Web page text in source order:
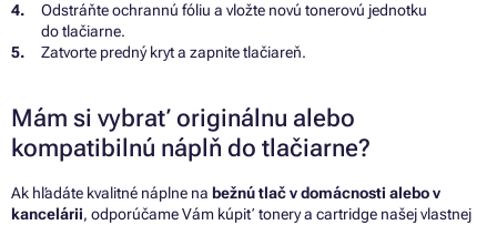
Odstráňte ochrannú fóliu a vložte novú tonerovú jednotku
do tlačiarne.
Zatvorte predný kryt a zapnite tlačiareň.
Mám si vybrať originálnu alebo
kompatibilnú náplň do tlačiarne?
Ak hľadáte kvalitné náplne na bežnú tlač v domácnosti alebo v
kancelárii, odporúčame Vám kúpiť tonery a cartridge našej vlastnej